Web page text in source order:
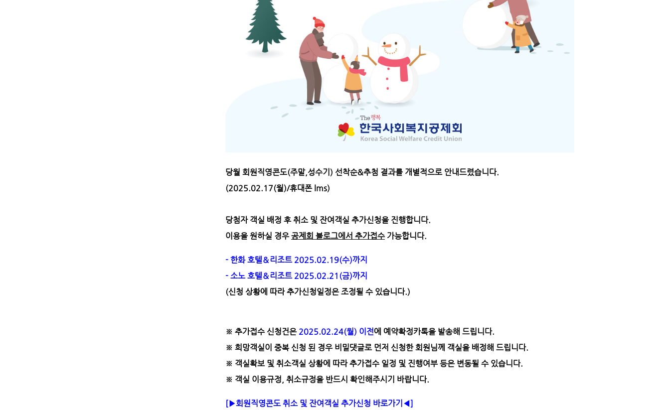
당월 회원직영콘도(주말,성수기) 선착순&추첨 결과를 개별적으로 안내드렸습니다.
(2025.02.17(월)/휴대폰 lms)
당첨자 객실 배정 후 취소 및 잔여객실 추가신청을 진행합니다.
이용을 원하실 경우 ​공제회 블로그에서 추가접수가능합니다.
- 한화 호텔＆리조트 2025.02.19(수)까지
- 소노 호텔＆리조트 2025.02.21(금)까지
(신청 상황에 따라 추가신청일정은 조정될 수 있습니다.)
※ 추가접수 신청건은2025.02.24(월) 이전에 예약확정카톡을 발송해 드립니다.
※ 희망객실이 중복 신청 된 경우 비밀댓글로 먼저 신청한 회원님께 객실을 배정해 드립니다.
※ 객실확보 및 취소객실 상황에 따라 추가접수 일정 및 진행여부 등은 변동될 수 있습니다.
※ 객실 이용규정, 취소규정을 반드시 확인해주시기 바랍니다.
[▶회원직영콘도 취소 및 잔여객실 추가신청 바로가기◀]